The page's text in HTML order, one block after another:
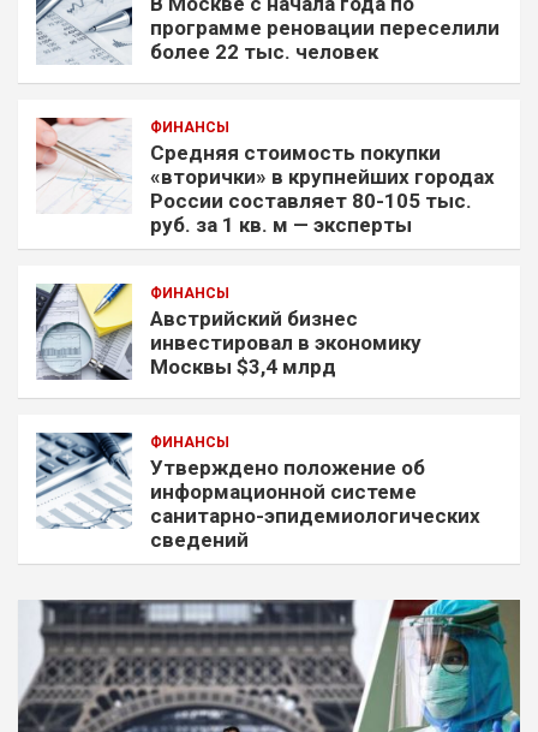
программе реновации переселили
более 22 тыс. человек
ФИНАНСЫ
Средняя стоимость покупки
«вторички» в крупнейших городах
России составляет 80-105 тыс.
руб. за 1 кв. м — эксперты
ФИНАНСЫ
Австрийский бизнес
инвестировал в экономику
Москвы $3,4 млрд
ФИНАНСЫ
Утверждено положение об
информационной системе
санитарно-эпидемиологических
сведений